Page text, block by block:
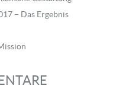
– Das Ergebnis